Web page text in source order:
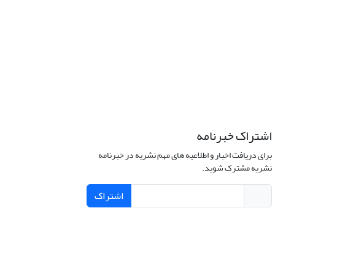
اشتراک خبرنامه
برای دریافت اخبار و اطلاعیه های مهم نشریه در خبرنامه
نشریه مشترک شوید.
اشتراک